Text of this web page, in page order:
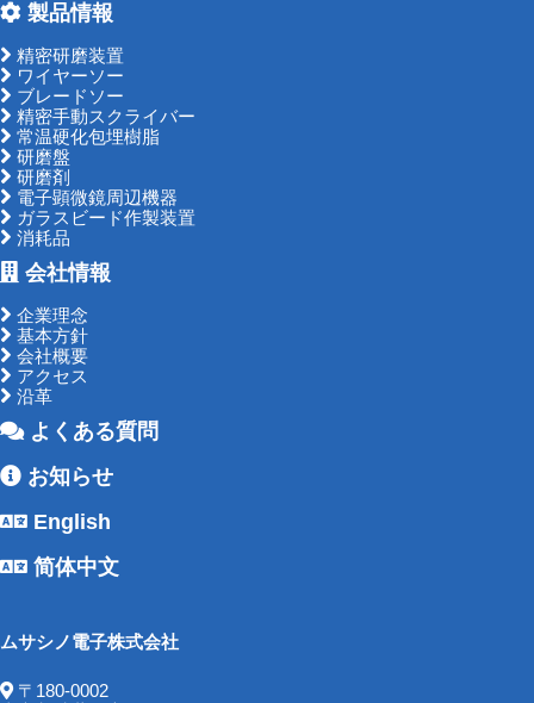
製品情報
精密研磨装置
ワイヤーソー
ブレードソー
精密手動スクライバー
常温硬化包埋樹脂
研磨盤
研磨剤
電子顕微鏡周辺機器
ガラスビード作製装置
消耗品
会社情報
企業理念
基本方針
会社概要
アクセス
沿革
よくある質問
お知らせ
English
简体中文
ムサシノ電子株式会社
〒180-0002